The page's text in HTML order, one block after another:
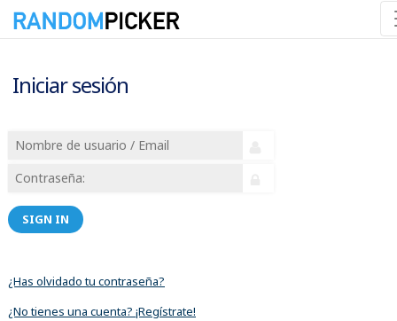
Iniciar sesión
SIGN IN
¿Has olvidado tu contraseña?
¿No tienes una cuenta? ¡Regístrate!